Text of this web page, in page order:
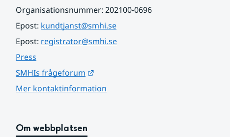
Organisationsnummer: 202100-0696
Epost: kundtjanst@smhi.se
Epost: registrator@smhi.se
Press
SMHIs frågeforum
Mer kontaktinformation
Om webbplatsen